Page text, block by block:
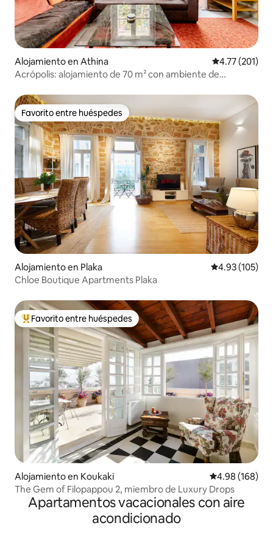
Alojamiento en Athina Calificación
4.77 (201)
Acrópolis: alojamiento de 70 m² con ambiente de
Favorito entre huéspedes
Favorito entre huéspedes
Alojamiento en Plaka Calificación
4.93 (105)
Chloe Boutique Apartments Plaka
Favorito entre huéspedes preferido
Favorito entre huéspedes
Alojamiento en Koukaki Calificación
4.98 (168)
The Gem of Filopappou 2, miembro de Luxury Drops
Apartamentos vacacionales con aire
acondicionado